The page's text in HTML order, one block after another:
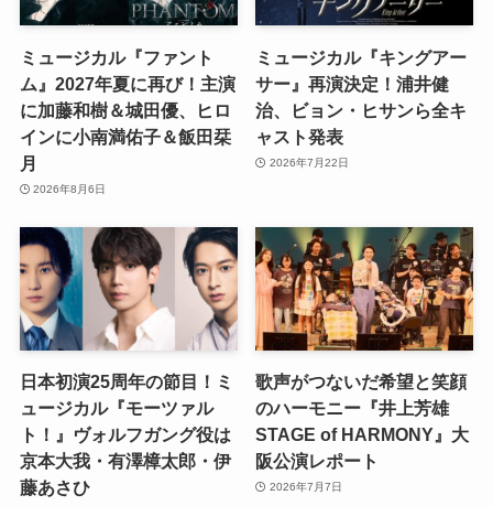
ミュージカル『ファント
ム』2027年夏に再び！主演
に加藤和樹＆城田優、ヒロ
インに小南満佑子＆飯田栞
月
2026年8月6日
ミュージカル『キングアー
サー』再演決定！浦井健
治、ビョン・ヒサンら全キ
ャスト発表
2026年7月22日
日本初演25周年の節目！ミ
ュージカル『モーツァル
ト！』ヴォルフガング役は
京本大我・有澤樟太郎・伊
藤あさひ
歌声がつないだ希望と笑顔
のハーモニー『井上芳雄
STAGE of HARMONY』大
阪公演レポート
2026年7月7日